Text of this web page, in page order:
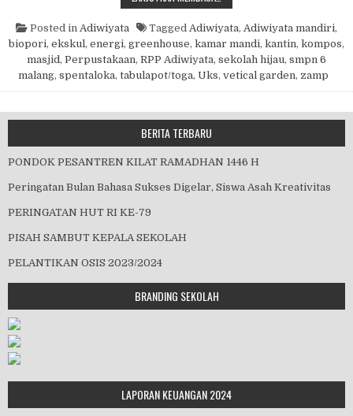
Posted in Adiwiyata Tagged Adiwiyata, Adiwiyata mandiri,
biopori, ekskul , energi, greenhouse, kamar mandi, kantin, kompos,
masjid , Perpustakaan, RPP Adiwiyata, sekolah hijau, smpn 6
malang, spentaloka, tabulapot/toga, Uks, vetical garden, zamp
BERITA TERBARU
PONDOK PESANTREN KILAT RAMADHAN 1446 H
Peringatan Bulan Bahasa Sukses Digelar, Siswa Asah Kreativitas
PERINGATAN HUT RI KE-79
PISAH SAMBUT KEPALA SEKOLAH
PELANTIKAN OSIS 2023/2024
BRANDING SEKOLAH
LAPORAN KEUANGAN 2024